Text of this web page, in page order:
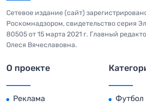
Сетевое издание (сайт)
Роскомнадзором, свидетельство серия
80505 от 15 марта 2021 г. Главный
Олеся Вячеславовна.
О проекте
Реклама
Футбол